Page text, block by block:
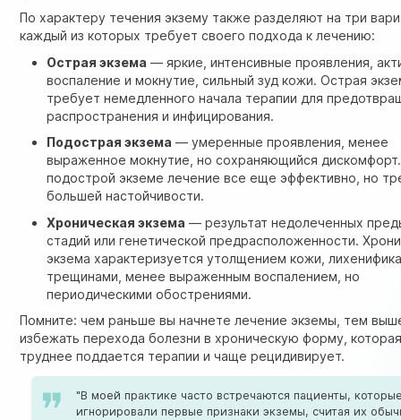
По характеру течения экзему также разделяют на три
каждый из которых требует своего подхода к лечению:
Острая экзема — яркие, интенсивные проявления,
воспаление и мокнутие, сильный зуд кожи. Острая
требует немедленного начала терапии для
распространения и инфицирования.
Подострая экзема — умеренные проявления, менее
выраженное мокнутие, но сохраняющийся
подострой экземе лечение все еще эффективно, но
большей настойчивости.
Хроническая экзема — результат недолеченных
стадий или генетической предрасположенности.
экзема характеризуется утолщением кожи,
трещинами, менее выраженным воспалением, но
периодическими обострениями.
Помните: чем раньше вы начнете лечение экземы, тем
избежать перехода болезни в хроническую форму,
труднее поддается терапии и чаще рецидивирует.
"В моей практике часто встречаются пациенты,
игнорировали первые признаки экземы, считая их